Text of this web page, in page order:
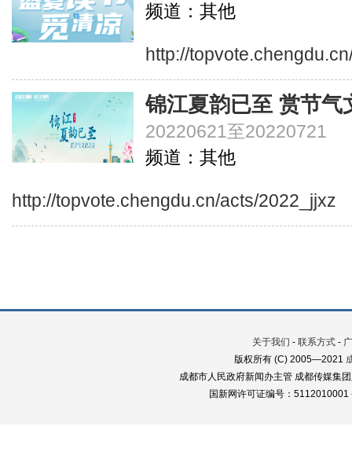
频道：其他
http://
锦江夏韵已至 赏节气
20220621至20220721
频道：其他
http://topvote.chengdu.cn/acts/2022_jjxz
关于我们 - 联系方式 -
版权所有 (C) 2005—2021
成都市人民政府新闻办主管 成都传媒集
国新网许可证编号：